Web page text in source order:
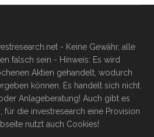
- Keine Gewähr, alle
falsch sein - Hinweis: Es wird
Aktien gehandelt, wodurch
können. Es handelt sich nicht
Anlageberatung! Auch gibt es
für die investresearch eine Provision
nutzt auch Cookies!